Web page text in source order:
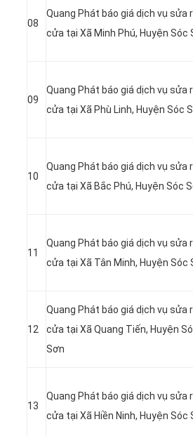
08
Quang Phát báo giá dịch vụ sửa
cửa tại Xã Minh Phú, Huyện Sóc
09
Quang Phát báo giá dịch vụ sửa
cửa tại Xã Phù Linh, Huyện Sóc
10
Quang Phát báo giá dịch vụ sửa
cửa tại Xã Bắc Phú, Huyện Sóc
11
Quang Phát báo giá dịch vụ sửa
cửa tại Xã Tân Minh, Huyện Sóc
12
Quang Phát báo giá dịch vụ sửa
cửa tại Xã Quang Tiến, Huyện
Sơn
13
Quang Phát báo giá dịch vụ sửa
cửa tại Xã Hiền Ninh, Huyện Sóc